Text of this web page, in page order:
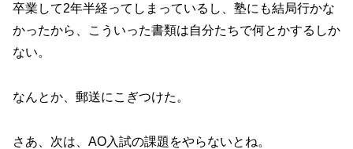
卒業して2年半経ってしまっているし、塾にも結局行かな
かったから、こういった書類は自分たちで何とかするしか
ない。
なんとか、郵送にこぎつけた。
さあ、次は、AO入試の課題をやらないとね。